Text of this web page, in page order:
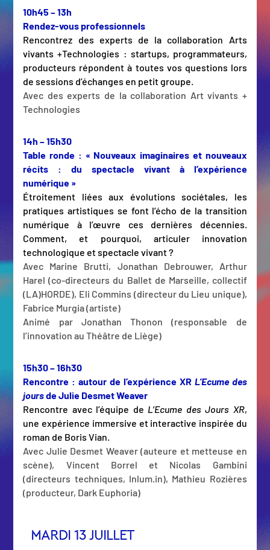
10h45 – 13h
Rendez-vous professionnels
Rencontrez des experts de la collaboration Arts
vivants +Technologies : startups, programmateurs,
producteurs répondent à toutes vos questions lors
de sessions d’échanges en petit groupe.
Avec des experts de la collaboration Art vivants +
Technologies
14h – 15h30
Table ronde : « Nouveaux imaginaires et nouveaux
récits : du spectacle vivant à l’expérience
numérique »
Étroitement liées aux évolutions sociétales, les
pratiques artistiques se font l’écho de la transition
numérique à l’œuvre ces dernières décennies.
Comment, et pourquoi, articuler innovation
technologique et spectacle vivant ?
Avec Marine Brutti, Jonathan Debrouwer, Arthur
Harel (co-directeurs du Ballet de Marseille, collectif
(LA)HORDE), Eli Commins (directeur du Lieu unique),
Fabrice Murgia (artiste)
Animé par Jonathan Thonon (responsable de
l’innovation au Théâtre de Liège)
15h30 – 16h30
Rencontre : autour de l’expérience XR L’Ecume des
joursde Julie Desmet Weaver
Rencontre avec l’équipe de L’Ecume des Jours XR,
une expérience immersive et interactive inspirée du
roman de Boris Vian.
Avec Julie Desmet Weaver (auteure et metteuse en
scène), Vincent Borrel et Nicolas Gambini
(directeurs techniques, Inlum.in), Mathieu Rozières
(producteur, Dark Euphoria)
MARDI 13 JUILLET